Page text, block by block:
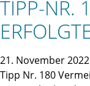
TIPP-NR.
21. November 2022
Tipp Nr. 180